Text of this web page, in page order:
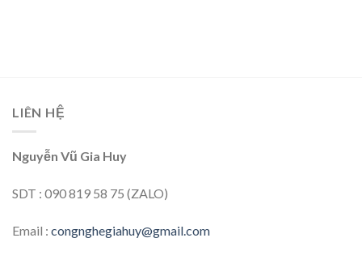
LIÊN HỆ
Nguyễn Vũ Gia Huy
SDT : 090 819 58 75 (ZALO)
Email : congnghegiahuy@gmail.com